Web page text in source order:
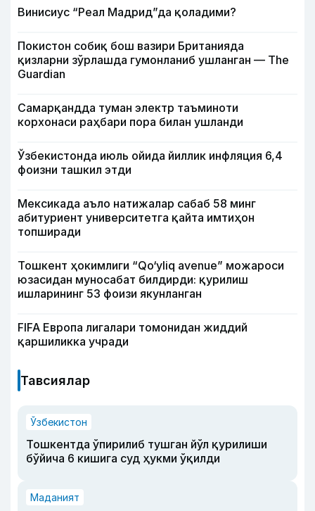
Винисиус “Реал Мадрид”да қоладими?
Покистон собиқ бош вазири Британияда
қизларни зўрлашда гумонланиб ушланган — The
Guardian
Самарқандда туман электр таъминоти
корхонаси раҳбари пора билан ушланди
Ўзбекистонда июль ойида йиллик инфляция 6,4
фоизни ташкил этди
Мексикада аъло натижалар сабаб 58 минг
абитуриент университетга қайта имтиҳон
топширади
Тошкент ҳокимлиги “Qo‘yliq avenue” можароси
юзасидан муносабат билдирди: қурилиш
ишларининг 53 фоизи якунланган
FIFA Европа лигалари томонидан жиддий
қаршиликка учради
Тавсиялар
Ўзбекистон
Тошкентда ўпирилиб тушган йўл қурилиши
бўйича 6 кишига суд ҳукми ўқилди
Маданият